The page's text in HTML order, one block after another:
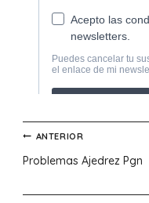
Navegación
ANTERIOR
Problemas Ajedrez Pgn